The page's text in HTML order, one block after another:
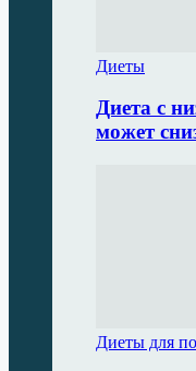
Диеты
Диета с
может
Диеты для